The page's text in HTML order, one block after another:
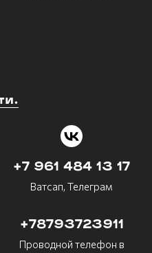
+7 961 484 13 17
Ватсап, Телеграм
+78793723911
Проводной телефон в